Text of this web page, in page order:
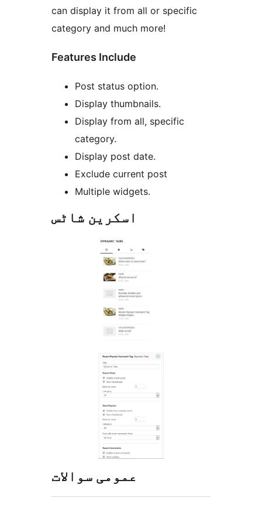
can display it from all or specific
category and much more!
Features Include
Post status option.
Display thumbnails.
Display from all, specific
category.
Display post date.
Exclude current post
Multiple widgets.
اسکرین شاٹس
عمومی سوالات